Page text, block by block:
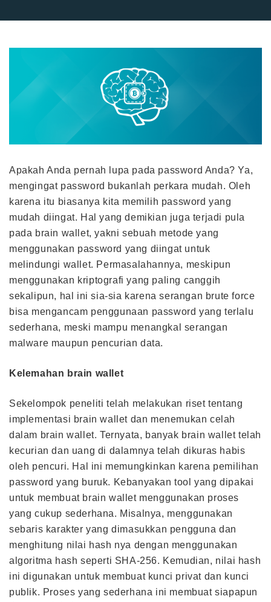
Apakah Anda pernah lupa pada password Anda? Ya,
mengingat password bukanlah perkara mudah. Oleh
karena itu biasanya kita memilih password yang
mudah diingat. Hal yang demikian juga terjadi pula
pada brain wallet, yakni sebuah metode yang
menggunakan password yang diingat untuk
melindungi wallet. Permasalahannya, meskipun
menggunakan kriptografi yang paling canggih
sekalipun, hal ini sia-sia karena serangan brute force
bisa mengancam penggunaan password yang terlalu
sederhana, meski mampu menangkal serangan
malware maupun pencurian data.
Kelemahan brain wallet
Sekelompok peneliti telah melakukan riset tentang
implementasi brain wallet dan menemukan celah
dalam brain wallet. Ternyata, banyak brain wallet telah
kecurian dan uang di dalamnya telah dikuras habis
oleh pencuri. Hal ini memungkinkan karena pemilihan
password yang buruk. Kebanyakan tool yang dipakai
untuk membuat brain wallet menggunakan proses
yang cukup sederhana. Misalnya, menggunakan
sebaris karakter yang dimasukkan pengguna dan
menghitung nilai hash nya dengan menggunakan
algoritma hash seperti SHA-256. Kemudian, nilai hash
ini digunakan untuk membuat kunci privat dan kunci
publik. Proses yang sederhana ini membuat siapapun